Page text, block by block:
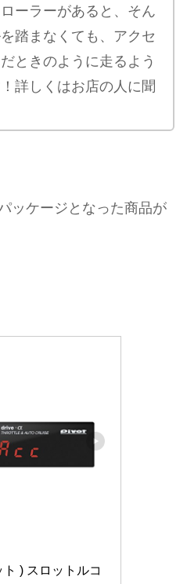
ーラーがあると、そん
踏まなくても、アクセ
ときのように走るよう
詳しくはお店の人に聞
ッケージとなった商品が
) スロットルコ